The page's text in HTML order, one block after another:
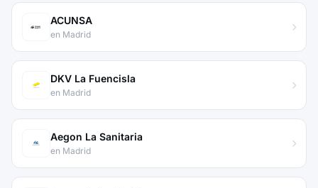
ACUNSA
en Madrid
DKV La Fuencisla
en Madrid
Aegon La Sanitaria
en Madrid